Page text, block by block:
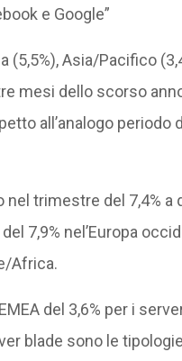
e Google”
Asia/Pacifico
mesi dello scorso
all’analogo periodo
trimestre del 7,4% a
7,9% nel’Europa
Africa.
del 3,6% per i
blade sono le